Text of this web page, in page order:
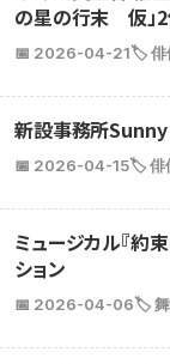
の星の行末 仮」
📅 2026-04-21🏷️ 俳
新設事務所Sunny
📅 2026-04-15🏷️ 俳
ミュージカル『約
ション
📅 2026-04-06🏷️ 舞